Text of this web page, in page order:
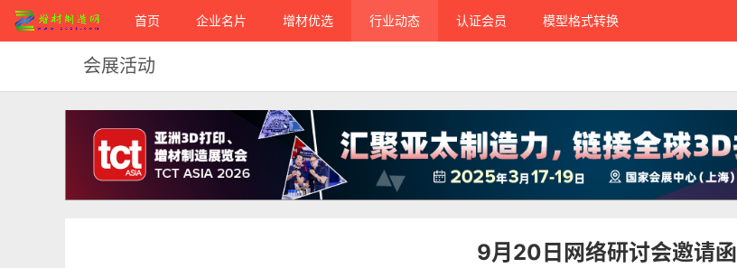
首页 企业名片 增材优选 行业动态 认证会员 模型格式转换
会展活动
9月20日网络研讨会邀请函